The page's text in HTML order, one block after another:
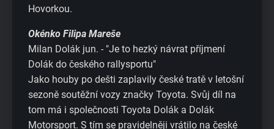
Hovorkou.
Okénko Filipa Mareše
Milan Dolák jun. - "Je to hezký návrat příjmení
Dolák do českého rallysportu"
Jako houby po dešti zaplavily české tratě v letošní
sezoně soutěžní vozy značky Toyota. Svůj díl na
tom má i společnosti Toyota Dolák a Dolák
Motorsport. S tím se pravidelněji vrátilo na české